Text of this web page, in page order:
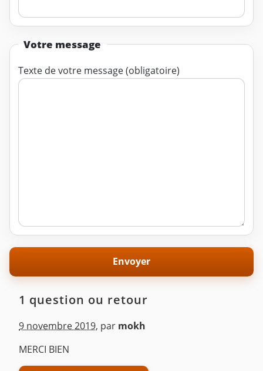
Votre message
Texte de votre message (obligatoire)
1 question ou retour
9 novembre 2019, par mokh
MERCI BIEN